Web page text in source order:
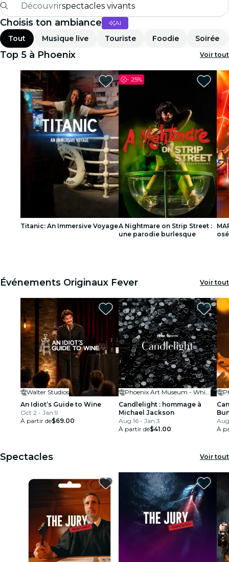
Découvrirspectacles vivants
Madrid
Candlelight
Londres
expériences et villes
São Paulo
expositions
Séoul
visites urbaines
restaurants
Choisis ton ambiance AI
Tout Musique live Touriste Foodie Soirée
Top 5 à Phoenix Voir tout
Titanic: An Immersive Voyage
- 25%
A Nightmare on Strip Street :
une parodie burlesque
Événements Originaux Fever Voir tout
Walter Studios
An Idiot’s Guide to Wine
Oct 2 - Jan 9
À partir de$69.00
Phoenix Art Museum - Whiteman Hall
Candlelight : hommage à
Michael Jackson
Aug 16 - Jan 3
À partir de$41.00
À
Spectacles Voir tout